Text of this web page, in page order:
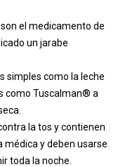
el medicamento de
un jarabe
simples como la leche
como Tuscalman® a
la tos y contienen
médica y deben usarse
toda la noche.